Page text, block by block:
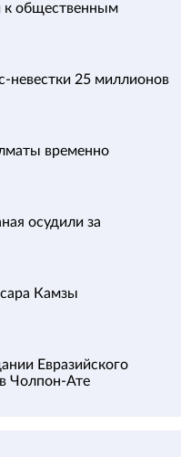
к общественным
невестки 25 миллионов
временно
осудили за
Камзы
Евразийского
Чолпон-Ате